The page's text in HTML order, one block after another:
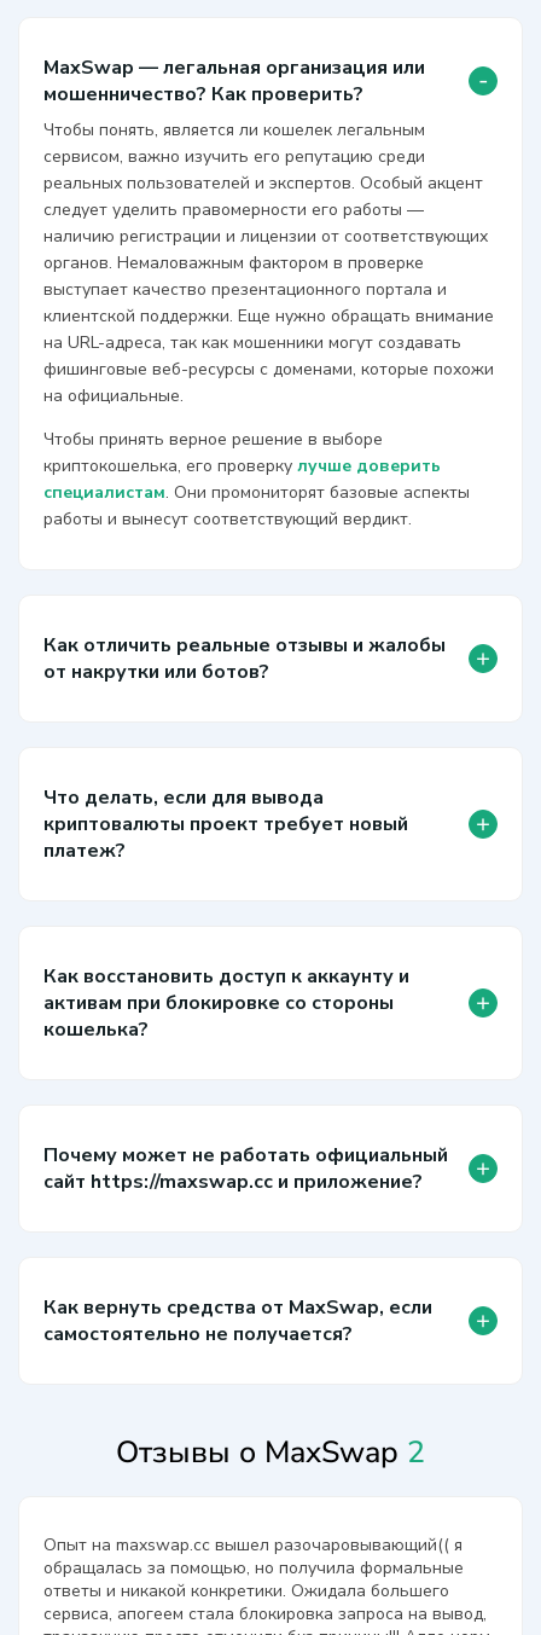
MaxSwap — легальная организация или
мошенничество? Как проверить?
-
Чтобы понять, является ли кошелек легальным
сервисом, важно изучить его репутацию среди
реальных пользователей и экспертов. Особый акцент
следует уделить правомерности его работы —
наличию регистрации и лицензии от соответствующих
органов. Немаловажным фактором в проверке
выступает качество презентационного портала и
клиентской поддержки. Еще нужно обращать внимание
на URL-адреса, так как мошенники могут создавать
фишинговые веб-ресурсы с доменами, которые похожи
на официальные.
Чтобы принять верное решение в выборе
криптокошелька, его проверку лучше доверить
специалистам. Они промониторят базовые аспекты
работы и вынесут соответствующий вердикт.
Как отличить реальные отзывы и жалобы
от накрутки или ботов?
+
Что делать, если для вывода
криптовалюты проект требует новый
платеж?
+
Как восстановить доступ к аккаунту и
активам при блокировке со стороны
кошелька?
+
Почему может не работать официальный
сайт https://maxswap.cc и приложение?
+
Как вернуть средства от MaxSwap, если
самостоятельно не получается?
+
Отзывы о MaxSwap 2
Опыт на maxswap.cc вышел разочаровывающий(( я
обращалась за помощью, но получила формальные
ответы и никакой конкретики. Ожидала большего
сервиса, апогеем стала блокировка запроса на вывод,